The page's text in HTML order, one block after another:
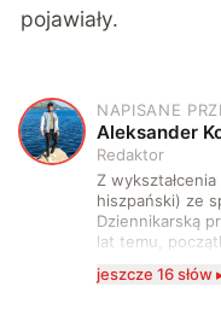
pojawiały.
A
NAPISANE
Aleksander
Redaktor
Z
hiszpański) ze
Dziennikarską
lat temu,
zdecydowanie
jeszcze 16 słów